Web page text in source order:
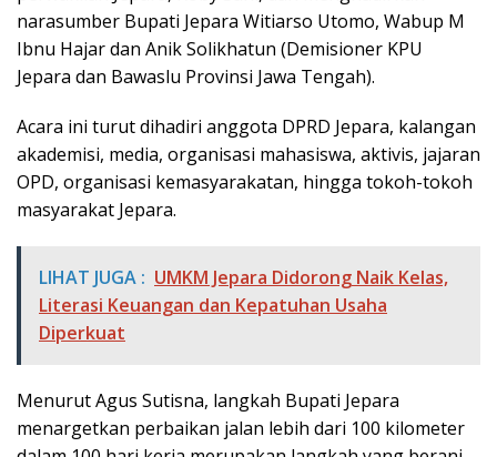
narasumber Bupati Jepara Witiarso Utomo, Wabup M
Ibnu Hajar dan Anik Solikhatun (Demisioner KPU
Jepara dan Bawaslu Provinsi Jawa Tengah).
Acara ini turut dihadiri anggota DPRD Jepara, kalangan
akademisi, media, organisasi mahasiswa, aktivis, jajaran
OPD, organisasi kemasyarakatan, hingga tokoh-tokoh
masyarakat Jepara.
LIHAT JUGA : UMKM Jepara Didorong Naik Kelas,
Literasi Keuangan dan Kepatuhan Usaha
Diperkuat
Menurut Agus Sutisna, langkah Bupati Jepara
menargetkan perbaikan jalan lebih dari 100 kilometer